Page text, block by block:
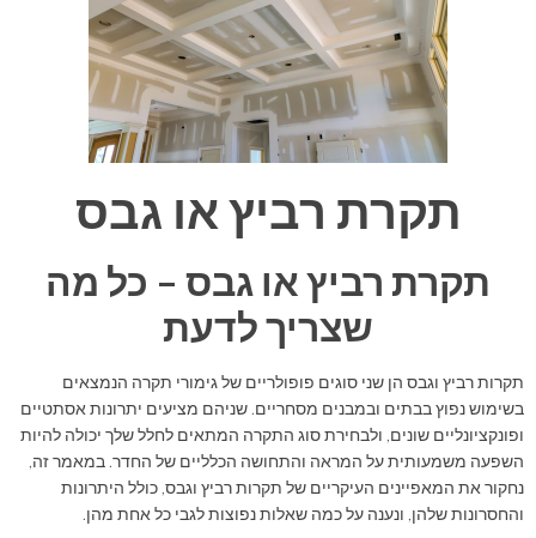
תקרת רביץ או גבס
תקרת רביץ או גבס – כל מה
שצריך לדעת
תקרות רביץ וגבס הן שני סוגים פופולריים של גימורי תקרה הנמצאים
בשימוש נפוץ בבתים ובמבנים מסחריים. שניהם מציעים יתרונות אסתטיים
ופונקציונליים שונים, ולבחירת סוג התקרה המתאים לחלל שלך יכולה להיות
השפעה משמעותית על המראה והתחושה הכלליים של החדר. במאמר זה,
נחקור את המאפיינים העיקריים של תקרות רביץ וגבס, כולל היתרונות
והחסרונות שלהן, ונענה על כמה שאלות נפוצות לגבי כל אחת מהן.